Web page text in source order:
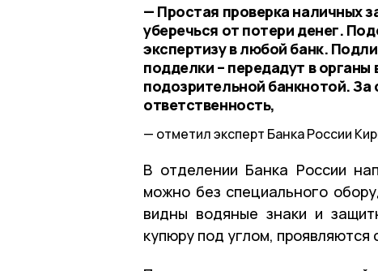
— Простая проверка наличных
уберечься от потери денег.
экспертизу в любой банк.
подделки – передадут в
подозрительной банкнотой.
ответственность,
отметил эксперт Банка России
В отделении Банка России
можно без специального
видны водяные знаки и
купюру под углом, проявляются